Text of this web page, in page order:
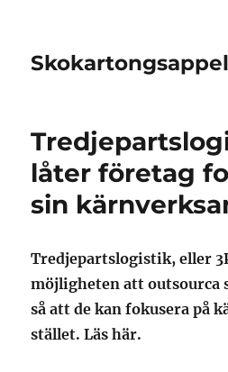
låter företag
sin
Tredjepartslogistik, eller
möjligheten att outsourca
så att de kan fokusera på
stället. Läs här.